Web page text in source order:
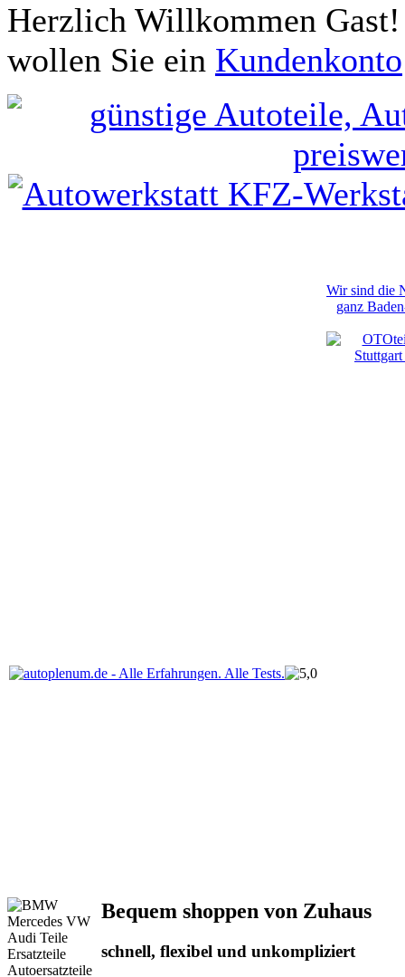
Herzlich Willkommen Gast!
wollen Sie ein Kundenkonto
Wir sind die
ganz
Bequem shoppen von Zuhaus
schnell, flexibel und unkompliziert